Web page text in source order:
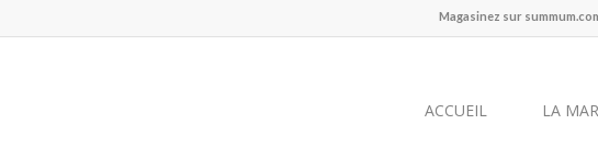
Magasinez sur
ACCUEIL LA